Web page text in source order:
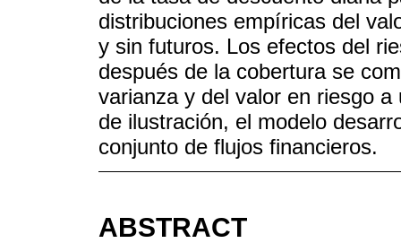
distribuciones empíricas del
y sin futuros. Los efectos del
después de la cobertura se
varianza y del valor en riesgo
de ilustración, el modelo
conjunto de flujos financieros.
ABSTRACT